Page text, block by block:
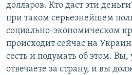
долларов. Кто даст эти
при таком серьезнейшем
социально-экономическом
происходит сейчас на
сесть и подумать об этом. Вы,
отвечаете за страну, и вы